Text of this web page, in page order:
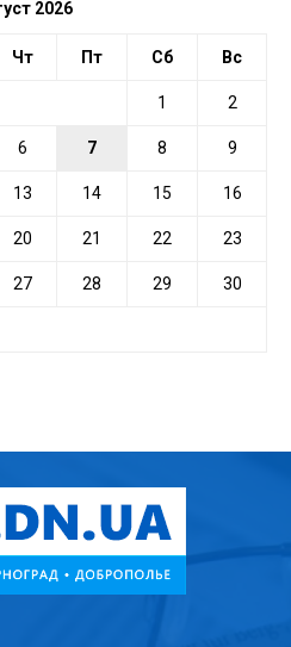
2026
Чт Пт Сб Вс
1 2
6 7 8 9
13 14 15 16
20 21 22 23
27 28 29 30